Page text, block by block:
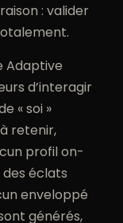
: valider
Adaptive
d’interagir
« soi »
retenir,
profil on-
des éclats
enveloppé
générés,